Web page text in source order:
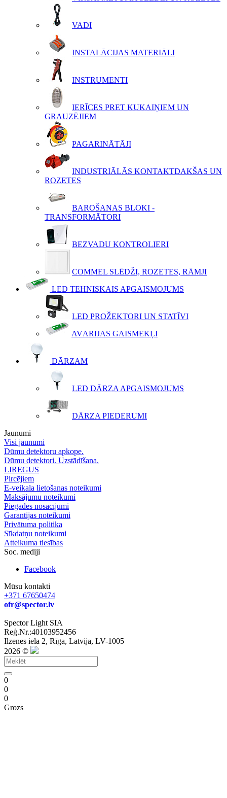
VADI
INSTALĀCIJAS MATERIĀLI
INSTRUMENTI
IERĪCES PRET KUKAIŅIEM UN
GRAUZĒJIEM
PAGARINĀTĀJI
INDUSTRIĀLĀS KONTAKTDAKŠAS UN
ROZETES
BAROŠANAS BLOKI -
TRANSFORMĀTORI
BEZVADU KONTROLIERI
COMMEL SLĒDŽI, ROZETES, RĀMJI
LED TEHNISKAIS APGAISMOJUMS
LED PROŽEKTORI UN STATĪVI
AVĀRIJAS GAISMEKĻI
DĀRZAM
LED DĀRZA APGAISMOJUMS
DĀRZA PIEDERUMI
Jaunumi
Visi jaunumi
Dūmu detektoru apkope.
Dūmu detektori. Uzstādīšana.
LIREGUS
Pircējiem
E-veikala lietošanas noteikumi
Maksājumu noteikumi
Piegādes nosacījumi
Garantijas noteikumi
Privātuma politika
Sīkdatņu noteikumi
Atteikuma tiesības
Soc. mediji
Facebook
Mūsu kontakti
+371 67650474
ofr@spector.lv
Spector Light SIA
Reģ.Nr.:40103952456
Ilzenes iela 2, Rīga, Latvija, LV-1005
2026 ©
0
0
0
Grozs